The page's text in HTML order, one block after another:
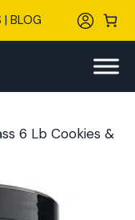
| BLOG
6 Lb Cookies &